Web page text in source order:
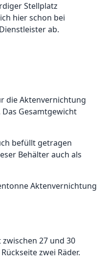
Stellplatz
hier schon bei
ab.
die Aktenvernichtung
Gesamtgewicht
befüllt getragen
Behälter auch als
27 und 30
zwei Räder.